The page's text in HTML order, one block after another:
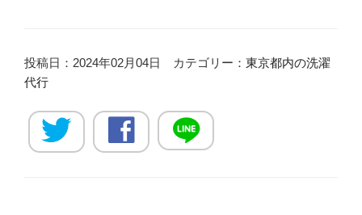
投稿日：2024年02月04日 カテゴリー： 東京都内の洗濯
代行